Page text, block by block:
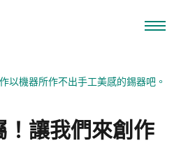
以機器所作不出手工美感的錫器吧。
！讓我們來創作